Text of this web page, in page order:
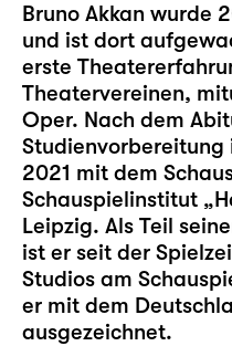
Bruno Akkan wurde
und ist dort
erste
Theatervereinen,
Oper. Nach dem
Studienvorbereitung
2021 mit dem
Schauspielinstitut
Leipzig. Als Teil
ist er seit der
Studios am
er mit dem
ausgezeichnet.